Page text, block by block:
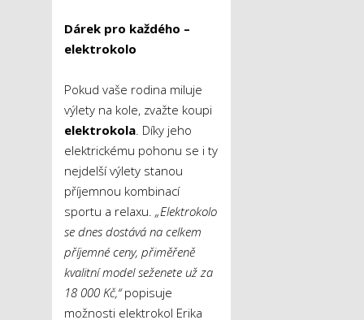
Dárek pro každého –
elektrokolo
Pokud vaše rodina miluje
výlety na kole, zvažte koupi
elektrokola . Díky jeho
elektrickému pohonu se i ty
nejdelší výlety stanou
příjemnou kombinací
sportu a relaxu. „Elektrokolo
se dnes dostává na celkem
příjemné ceny, přiměřeně
kvalitní model seženete už za
18 000 Kč,“popisuje
možnosti elektrokol Erika